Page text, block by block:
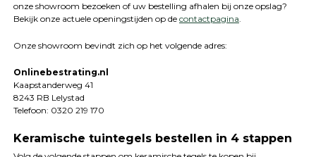
onze showroom bezoeken of uw bestelling afhalen bij onze opslag?
Bekijk onze actuele openingstijden op de contactpagina.
Onze showroom bevindt zich op het volgende adres:
Onlinebestrating.nl
Kaapstanderweg 41
8243 RB Lelystad
Telefoon: 0320 219 170
Keramische tuintegels bestellen in 4 stappen